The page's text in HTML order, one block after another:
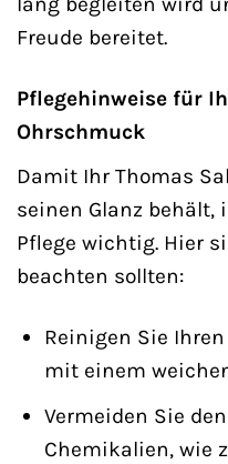
Freude bereitet.
Pflegehinweise für
Ohrschmuck
Damit Ihr Thomas
seinen Glanz behält,
Pflege wichtig. Hier
beachten sollten:
Reinigen Sie
mit einem
Vermeiden Sie
Chemikalien, wie